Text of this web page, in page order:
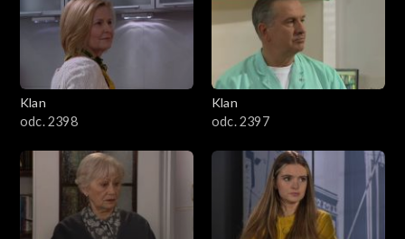
4201–4300
4101–4200
3901–4000
3801–3900
Klan
odc. 2398
Klan
odc. 2397